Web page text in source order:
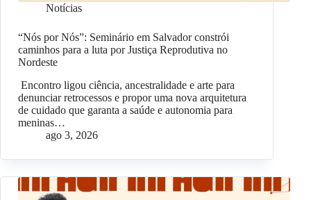
Notícias
“Nós por Nós”: Seminário em Salvador constrói
caminhos para a luta por Justiça Reprodutiva no
Nordeste
Encontro ligou ciência, ancestralidade e arte para
denunciar retrocessos e propor uma nova arquitetura
de cuidado que garanta a saúde e autonomia para
meninas…
ago 3, 2026